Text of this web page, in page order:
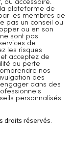
ou accessoire.
plateforme de
les membres de
pas un conseil ou
ou en son
sont pas
de
les risques
acceptez de
ou perte
nos
des
dans des
personnalisés
droits réservés.